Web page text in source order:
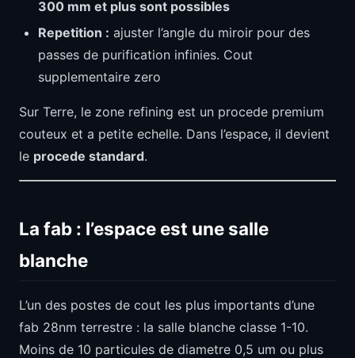
300 mm et plus sont possibles
Repetition : ajuster l’angle du miroir pour des
passes de purification infinies. Cout
supplementaire zero
Sur Terre, le zone refining est un procede premium
couteux et a petite echelle. Dans l’espace, il devient
le procede standard.
La fab : l’espace est une salle
blanche
L’un des postes de cout les plus importants d’une
fab 28nm terrestre : la salle blanche classe 1-10.
Moins de 10 particules de diametre 0,5 um ou plus